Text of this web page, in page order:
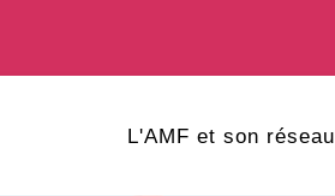
L'AMF et son réseau